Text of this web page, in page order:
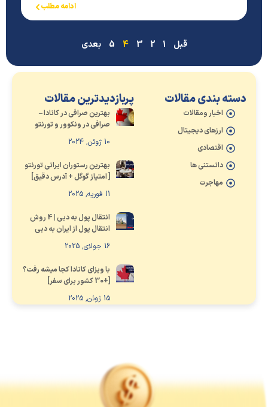
دسته بندی مقالات
اخبار ومقالات
ارزهای دیجیتال
اقتصادی
دانستنی ها
مهاجرت
پربازدیدترین مقالات
بهترین صرافی در کانادا –
صرافی در ونکوور و تورنتو
بهترین رستوران ایرانی تورنتو
[ امتیاز گوگل + آدرس دقیق]
انتقال پول به دبی | 4 روش
انتقال پول از ایران به دبی
با ویزای کانادا کجا میشه رفت؟
[+30 کشور برای سفر]
ادامه مطلب
1
2
3 بعدی